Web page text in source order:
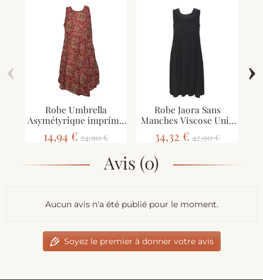
Robe Umbrella
Asymétyrique imprimé
Yalgi SD-M2/A
14,94 € 24,90 €
Robe Jaora Sans
Manches Viscose Unie
Noir
34,32 € 42,90 €
‹ ›
Avis (0)
Aucun avis n'a été publié pour le moment.
Soyez le premier à donner votre avis